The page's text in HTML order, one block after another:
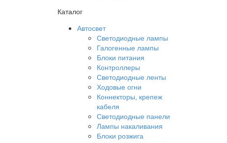
Каталог
Автосвет
Светодиодные лампы
Галогенные лампы
Блоки питания
Контроллеры
Светодиодные ленты
Ходовые огни
Коннекторы, крепеж
кабеля
Светодиодные панели
Лампы накаливания
Блоки розжига